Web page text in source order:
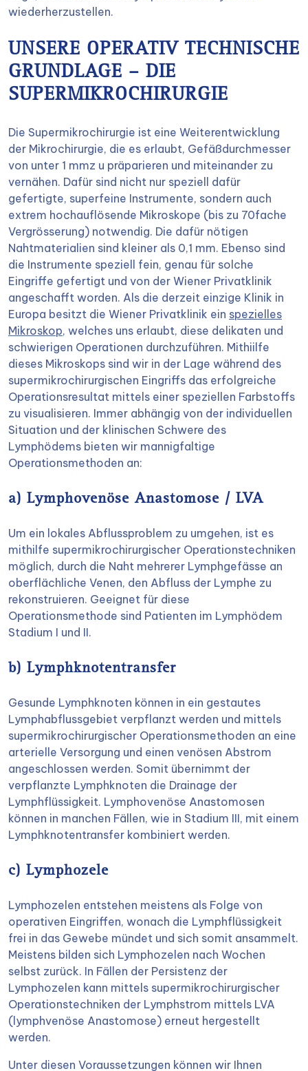
wiederherzustellen.
UNSERE OPERATIV TECHNISCHE
GRUNDLAGE – DIE
SUPERMIKROCHIRURGIE
Die Supermikrochirurgie ist eine Weiterentwicklung
der Mikrochirurgie, die es erlaubt, Gefäßdurchmesser
von unter 1 mmz u präparieren und miteinander zu
vernähen. Dafür sind nicht nur speziell dafür
gefertigte, superfeine Instrumente, sondern auch
extrem hochauflösende Mikroskope (bis zu 70fache
Vergrösserung) notwendig. Die dafür nötigen
Nahtmaterialien sind kleiner als 0,1 mm. Ebenso sind
die Instrumente speziell fein, genau für solche
Eingriffe gefertigt und von der Wiener Privatklinik
angeschafft worden. Als die derzeit einzige Klinik in
Europa besitzt die Wiener Privatklinik ein spezielles
Mikroskop, welches uns erlaubt, diese delikaten und
schwierigen Operationen durchzuführen. Mithiilfe
dieses Mikroskops sind wir in der Lage während des
supermikrochirurgischen Eingriffs das erfolgreiche
Operationsresultat mittels einer speziellen Farbstoffs
zu visualisieren. Immer abhängig von der individuellen
Situation und der klinischen Schwere des
Lymphödems bieten wir mannigfaltige
Operationsmethoden an:
a) Lymphovenöse Anastomose / LVA
Um ein lokales Abflussproblem zu umgehen, ist es
mithilfe supermikrochirurgischer Operationstechniken
möglich, durch die Naht mehrerer Lymphgefässe an
oberflächliche Venen, den Abfluss der Lymphe zu
rekonstruieren. Geeignet für diese
Operationsmethode sind Patienten im Lymphödem
Stadium I und II.
b) Lymphknotentransfer
Gesunde Lymphknoten können in ein gestautes
Lymphabflussgebiet verpflanzt werden und mittels
supermikrochirurgischer Operationsmethoden an eine
arterielle Versorgung und einen venösen Abstrom
angeschlossen werden. Somit übernimmt der
verpflanzte Lymphknoten die Drainage der
Lymphflüssigkeit. Lymphovenöse Anastomosen
können in manchen Fällen, wie in Stadium III, mit einem
Lymphknotentransfer kombiniert werden.
c) Lymphozele
Lymphozelen entstehen meistens als Folge von
operativen Eingriffen, wonach die Lymphflüssigkeit
frei in das Gewebe mündet und sich somit ansammelt.
Meistens bilden sich Lymphozelen nach Wochen
selbst zurück. In Fällen der Persistenz der
Lymphozelen kann mittels supermikrochirurgischer
Operationstechniken der Lymphstrom mittels LVA
(lymphvenöse Anastomose) erneut hergestellt
werden.
Unter diesen Voraussetzungen können wir Ihnen